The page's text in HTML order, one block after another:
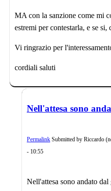
MA con la sanzione come mi
estremi per contestarla, e se
Vi ringrazio per
cordiali saluti
Nell'attesa sono
Permalink Submitted by Riccardo
- 10:55
Nell'attesa sono andato